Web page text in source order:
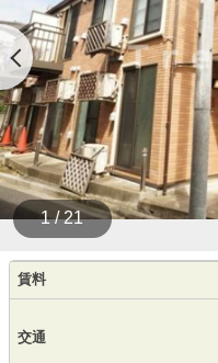
1 / 21
賃料
交通